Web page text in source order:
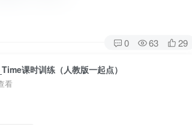
0 63 29
课时训练（人教版一起点）
看